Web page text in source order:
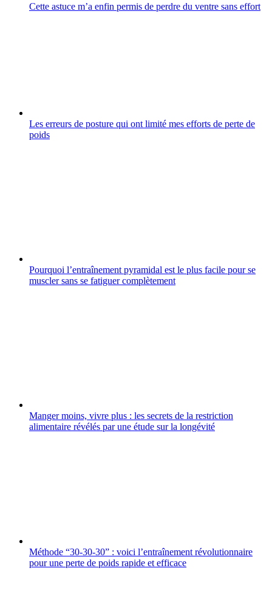
Cette astuce m’a enfin permis de perdre du ventre sans effort
Les erreurs de posture qui ont limité mes efforts de perte de
poids
Pourquoi l’entraînement pyramidal est le plus facile pour se
muscler sans se fatiguer complètement
Manger moins, vivre plus : les secrets de la restriction
alimentaire révélés par une étude sur la longévité
Méthode “30-30-30” : voici l’entraînement révolutionnaire
pour une perte de poids rapide et efficace